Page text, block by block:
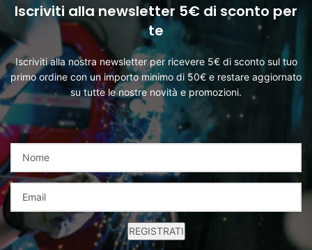
Iscriviti alla newsletter 5€ di sconto per
te
Iscriviti alla nostra newsletter per ricevere 5€ di sconto sul tuo
primo ordine con un importo minimo di 50€ e restare aggiornato
su tutte le nostre novità e promozioni.